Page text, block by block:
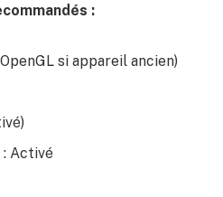
:
si appareil ancien)
Activé